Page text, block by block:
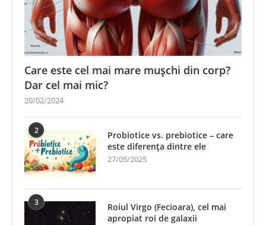
Care este cel mai mare mușchi din corp?
Dar cel mai mic?
20/02/2024
2
Probiotice vs. prebiotice – care
este diferența dintre ele
27/05/2025
3
Roiul Virgo (Fecioara), cel mai
apropiat roi de galaxii